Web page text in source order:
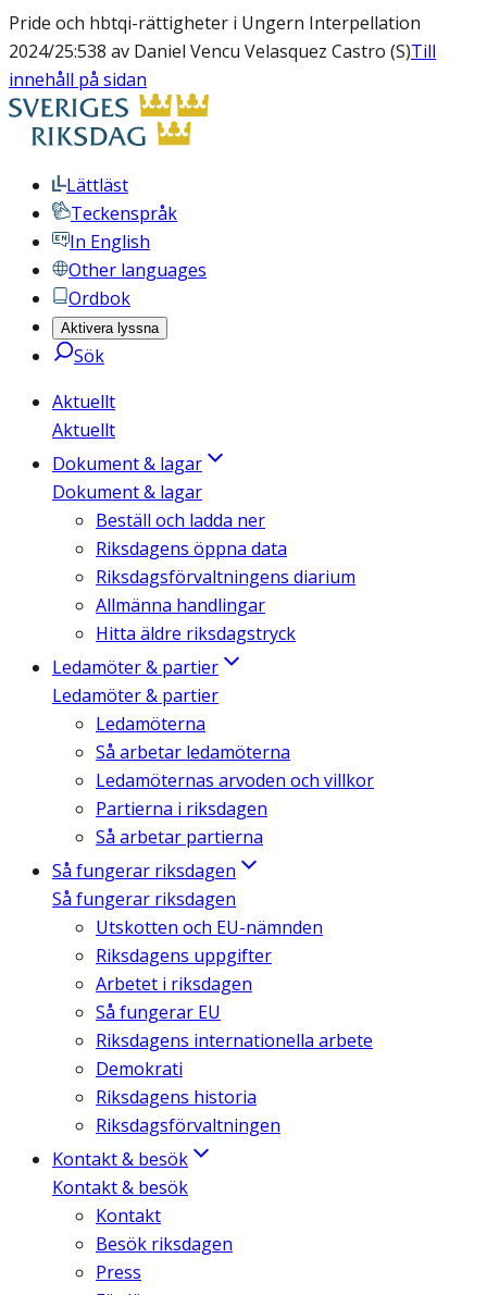
Pride och hbtqi-rättigheter i Ungern Interpellation
2024/25:538 av Daniel Vencu Velasquez Castro (S)Till
innehåll på sidan
Lättläst
Teckenspråk
In English
Other languages
Ordbok
Aktivera lyssna
Sök
Aktuellt
Aktuellt
Dokument & lagar
Dokument & lagar
Beställ och ladda ner
Riksdagens öppna data
Riksdagsförvaltningens diarium
Allmänna handlingar
Hitta äldre riksdagstryck
Ledamöter & partier
Ledamöter & partier
Ledamöterna
Så arbetar ledamöterna
Ledamöternas arvoden och villkor
Partierna i riksdagen
Så arbetar partierna
Så fungerar riksdagen
Så fungerar riksdagen
Utskotten och EU-nämnden
Riksdagens uppgifter
Arbetet i riksdagen
Så fungerar EU
Riksdagens internationella arbete
Demokrati
Riksdagens historia
Riksdagsförvaltningen
Kontakt & besök
Kontakt & besök
Kontakt
Besök riksdagen
Press